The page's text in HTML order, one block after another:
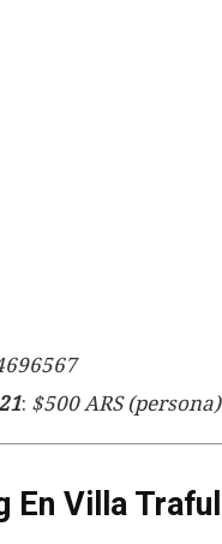
: $500 ARS (persona)
En Villa Traful